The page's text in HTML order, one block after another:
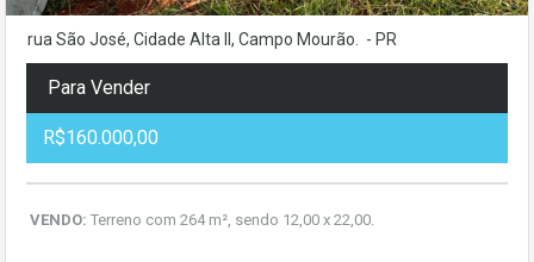
rua São José, Cidade Alta II, Campo Mourão. - PR
Para Vender
R$160.000,00
VENDO: Terreno com 264 m², sendo 12,00 x 22,00.